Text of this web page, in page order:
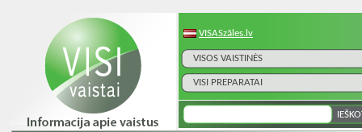
VISASzāles.lv
VISOS VAISTINĖS
VISI PREPARATAI